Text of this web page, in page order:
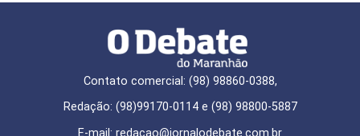
Contato comercial: (98) 98860-0388,
Redação: (98)99170-0114 e (98) 98800-5887
E-mail: redaçao@jornalodebate.com.br